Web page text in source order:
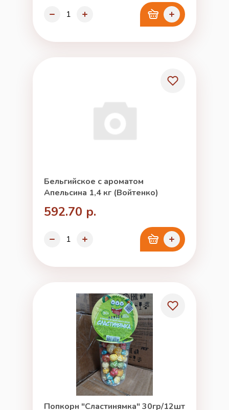
Бельгийское с ароматом
Апельсина 1,4 кг (Войтенко)
592.70 р.
Попкорн "Сластинямка" 30гр/12шт